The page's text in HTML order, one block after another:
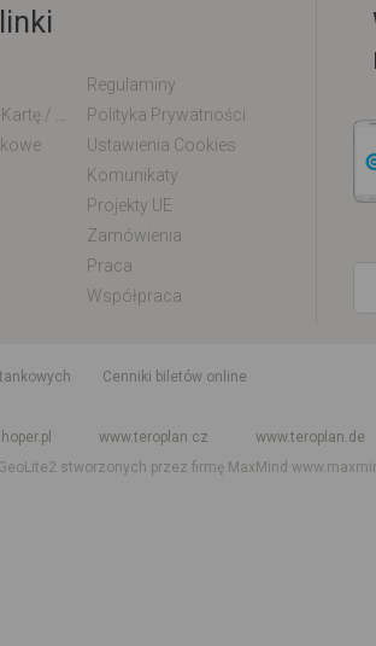
Regulaminy
Polityka Prywatności
Ustawienia Cookies
Komunikaty
Projekty UE
Zamówienia
Praca
Współpraca
Cenniki biletów online
hoper.pl www.teroplan.cz
www.teroplan.de
stworzonych przez firmę MaxMind